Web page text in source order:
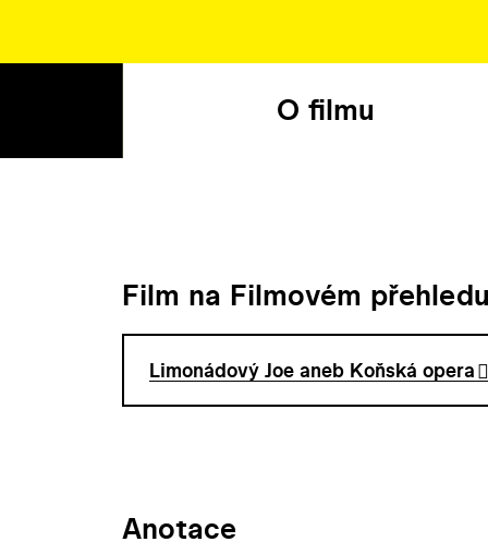
O filmu
Film na Filmovém přehledu
Limonádový Joe aneb Koňská opera
Anotace